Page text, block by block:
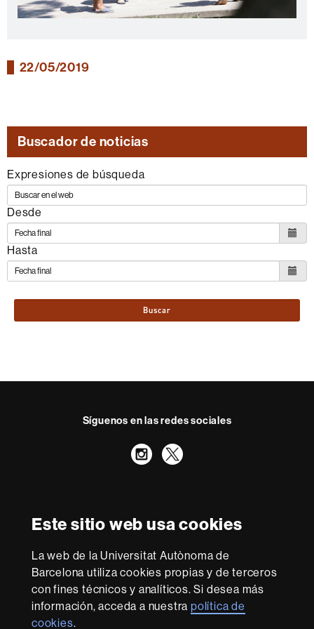
Este sitio web usa cookies
La web de la Universitat Autònoma de
Barcelona utiliza cookies propias y de terceros
con fines técnicos y analíticos. Si desea más
información, acceda a nuestrapolítica de
cookies.
22/05/2019
Buscador de noticias
Expresiones de búsqueda
Desde
Hasta
Buscar
Síguenos en las redes sociales
Instagram
Twitter
Excellence
Research
-
Euraxess
Con la financiación de